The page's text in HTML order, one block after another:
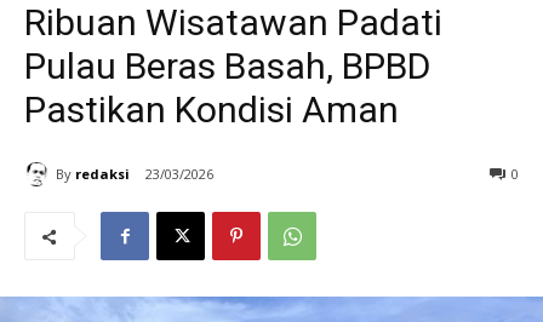
Ribuan Wisatawan Padati
Pulau Beras Basah, BPBD
Pastikan Kondisi Aman
By redaksi 23/03/2026 0